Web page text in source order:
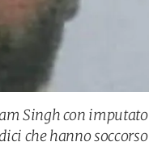
Singh con imputato
che hanno soccorso